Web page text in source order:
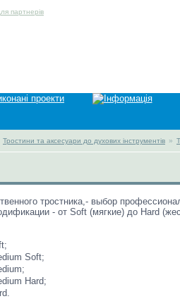
партнерів
Тростини та аксесуари до духових інструментів »
тростника,- выбор
- от Soft (мягкие) до Hard
Soft;
Hard;